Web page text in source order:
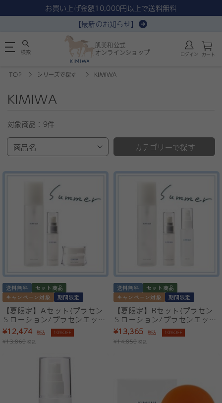
お買い上げ金額10,000円以上で送料無料
【最新のお知らせ】
肌美和公式
オンラインショップ
検索 ログイン カート
TOP シリーズで探す KIMIWA
KIMIWA
対象商品： 9件
商品名 カテゴリーで探す
送料無料
セット商品
キャンペーン対象
期間限定
【夏限定】Aセット(プラセン
Ｓローション/プラセンエッセ
ンス/きみわマーユクリームリ
ッチ)
¥12,474 税込 10%OFF
¥13,860 税込
送料無料
セット商品
キャンペーン対象
期間限定
【夏限定】Bセット(プラセン
Ｓローション/プラセンエッセ
ンス/マーユセラミドオイル)
¥13,365 税込 10%OFF
¥14,850 税込